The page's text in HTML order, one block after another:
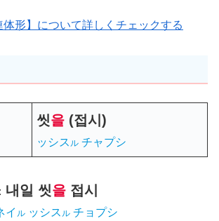
形】について詳しくチェックする
씻을 (접시)
ッシス ル チャプシ
내일 씻을 접시
イ ル ッシス ル チョプシ